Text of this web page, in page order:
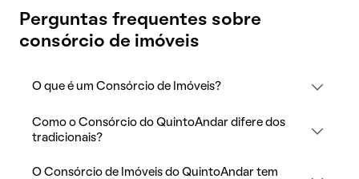
Perguntas frequentes sobre
consórcio de imóveis
O que é um Consórcio de Imóveis?
Como o Consórcio do QuintoAndar difere dos
tradicionais?
O Consórcio de Imóveis do QuintoAndar tem